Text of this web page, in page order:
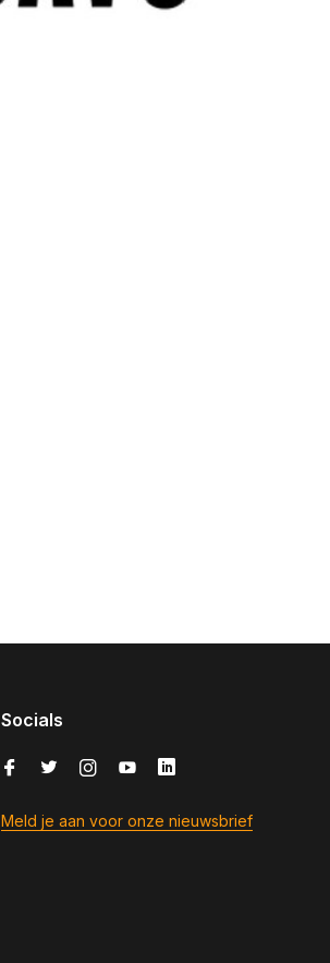
Socials
Meld je aan voor onze nieuwsbrief